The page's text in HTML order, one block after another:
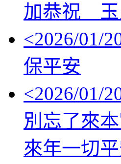
加恭祝 玉
<2026/01/
保平安
<2026/01/
別忘了來
來年一切